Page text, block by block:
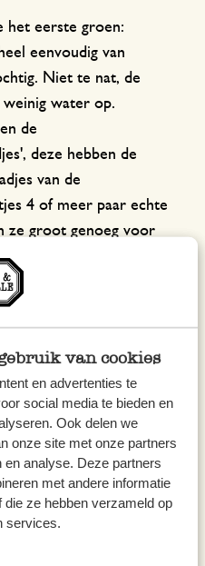
van cookies
en advertenties te
social media te bieden en
Ook delen we
onze site met onze partners
analyse. Deze partners
met andere informatie
ze hebben verzameld op
services.
het eerste groen:
eenvoudig van
Niet te nat, de
weinig water op.
de
deze hebben de
van de
4 of meer paar echte
ze groot genoeg voor